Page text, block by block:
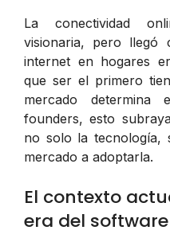
La conectividad
visionaria, pero llegó
internet en hogares
que ser el primero
mercado determina
founders, esto
no solo la tecnología,
mercado a adoptarla.
El contexto
era del software